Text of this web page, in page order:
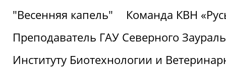
"Весенняя капель"
Команда КВН
Преподаватель ГАУ Северного
Институту Биотехнологии и